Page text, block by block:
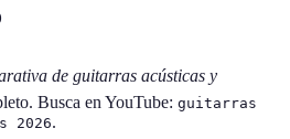
de guitarras acústicas y
Busca en YouTube: guitarras
2026.